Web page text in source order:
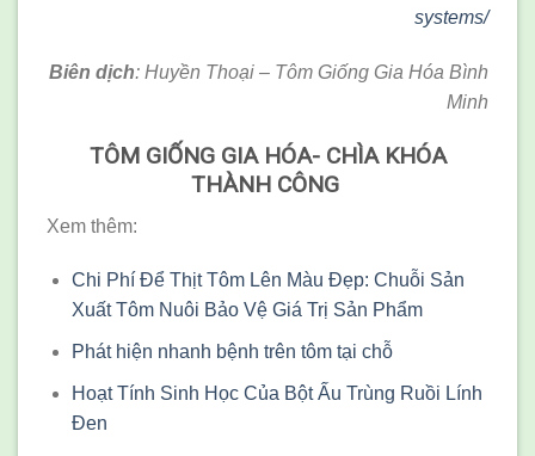
systems/
Biên dịch: Huyền Thoại – Tôm Giống Gia Hóa Bình
Minh
TÔM GIỐNG GIA HÓA- CHÌA KHÓA
THÀNH CÔNG
Xem thêm:
Chi Phí Để Thịt Tôm Lên Màu Đẹp: Chuỗi Sản
Xuất Tôm Nuôi Bảo Vệ Giá Trị Sản Phẩm
Phát hiện nhanh bệnh trên tôm tại chỗ
Hoạt Tính Sinh Học Của Bột Ấu Trùng Ruồi Lính
Đen